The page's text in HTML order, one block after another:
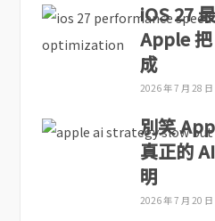
iOS 27
Apple
成
2026 年 7 月 28 日
別笑
真正的
明
2026 年 7 月 20 日